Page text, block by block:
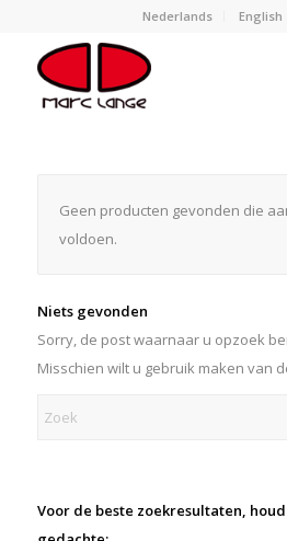
Nederlands English
Geen producten gevonden die
voldoen.
Niets gevonden
Sorry, de post waarnaar u opzoek
Misschien wilt u gebruik maken van
Voor de beste zoekresultaten,